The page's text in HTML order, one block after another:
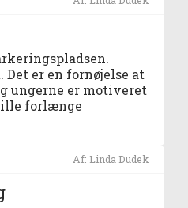
er en fornøjelse at
ungerne er motiveret
forlænge
Af: Linda Dudek